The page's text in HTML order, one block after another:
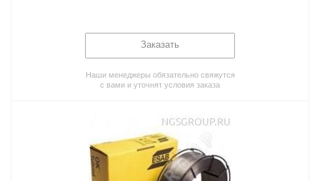
Заказать
Наши менеджеры обязательно свяжутся
с вами и уточнят условия заказа